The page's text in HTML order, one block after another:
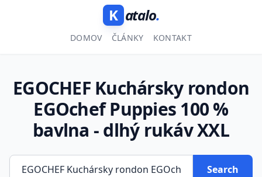
K atalo.
DOMOV ČLÁNKY KONTAKT
EGOCHEF Kuchársky rondon
EGOchef Puppies 100 %
bavlna - dlhý rukáv XXL
Search